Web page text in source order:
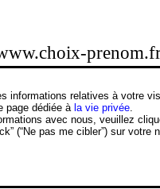
informations relatives à votre
page dédiée àla vie privée
avec nous, veuillez
(“Ne pas me cibler”) sur